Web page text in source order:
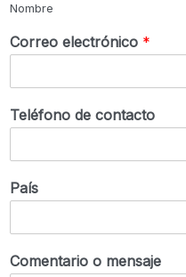
Nombre
Correo electrónico *
Teléfono de contacto
País
Comentario o mensaje